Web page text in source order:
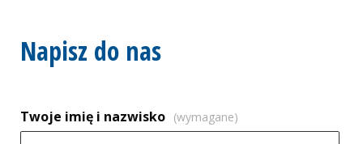
Napisz do nas
Formularz
kontaktowy
Twoje imię i nazwisko (wymagane)